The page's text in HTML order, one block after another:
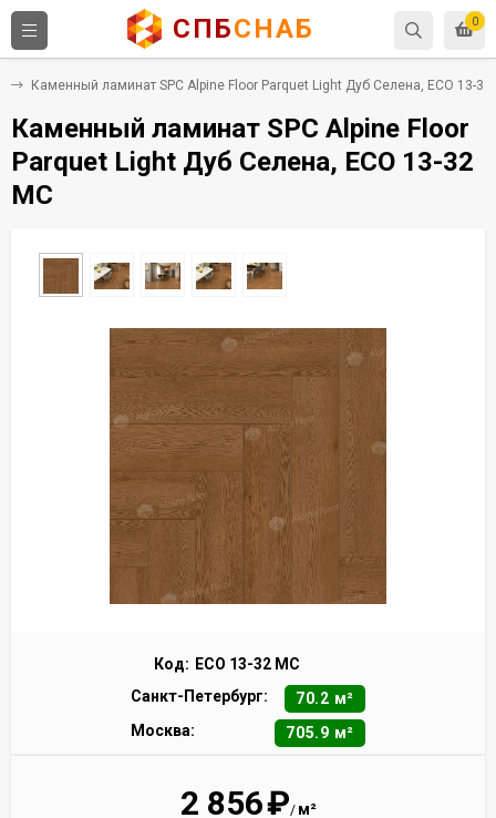
0
СПБСНАБ
Каменный ламинат SPC Alpine Floor Parquet Light Дуб Селена, ЕСО 13-32
Каменный ламинат SPC Alpine Floor
Parquet Light Дуб Селена, ЕСО 13-32
MC
Код: ECO 13-32 MC
Санкт-Петербург:
70.2 м²
Москва:
705.9 м²
2 856₽/ м²